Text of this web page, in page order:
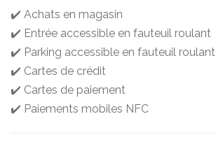
✔️ Achats en magasin
✔️ Entrée accessible en fauteuil roulant
✔️ Parking accessible en fauteuil roulant
✔️ Cartes de crédit
✔️ Cartes de paiement
✔️ Paiements mobiles NFC